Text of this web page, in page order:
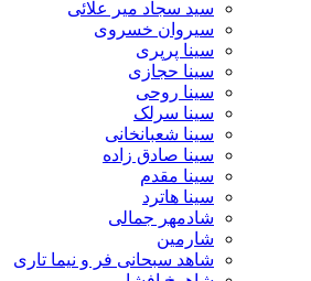
سید سجاد میر علائی
سیروان خسروی
سینا پرپری
سینا حجازی
سینا روحی
سینا سرلک
سینا شعبانخانی
سینا صادق زاده
سینا مقدم
سینا هاترد
شادمهر جمالی
شارمین
شاهد سبحانی فر و نیما تاری